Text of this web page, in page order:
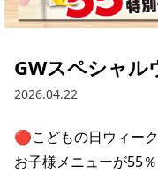
GWスペシャル
2026.04.22
🔴こどもの日ウィー
お子様メニューが55